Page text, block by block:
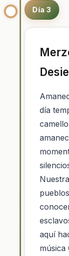
Día 3
día
aquí
música